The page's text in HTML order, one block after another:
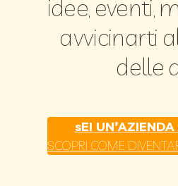
idee, eventi,
avvicinarti
delle
sEI
SCOPRI COME